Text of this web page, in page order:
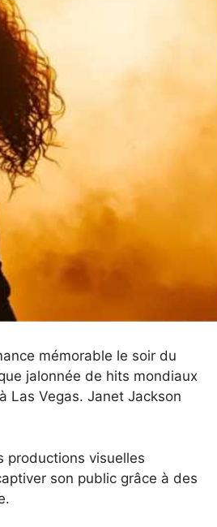
mémorable le soir du
jalonnée de hits mondiaux
Las Vegas. Janet Jackson
productions visuelles
son public grâce à des